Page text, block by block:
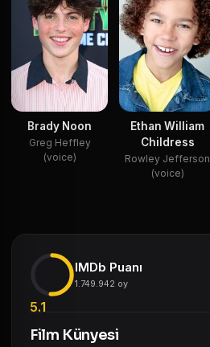
Brady Noon
Greg Heffley
(voice)
Ethan William
Childress
Rowley Jefferson
(voice)
5.1
IMDb Puanı
1.749.942 oy
Film Künyesi